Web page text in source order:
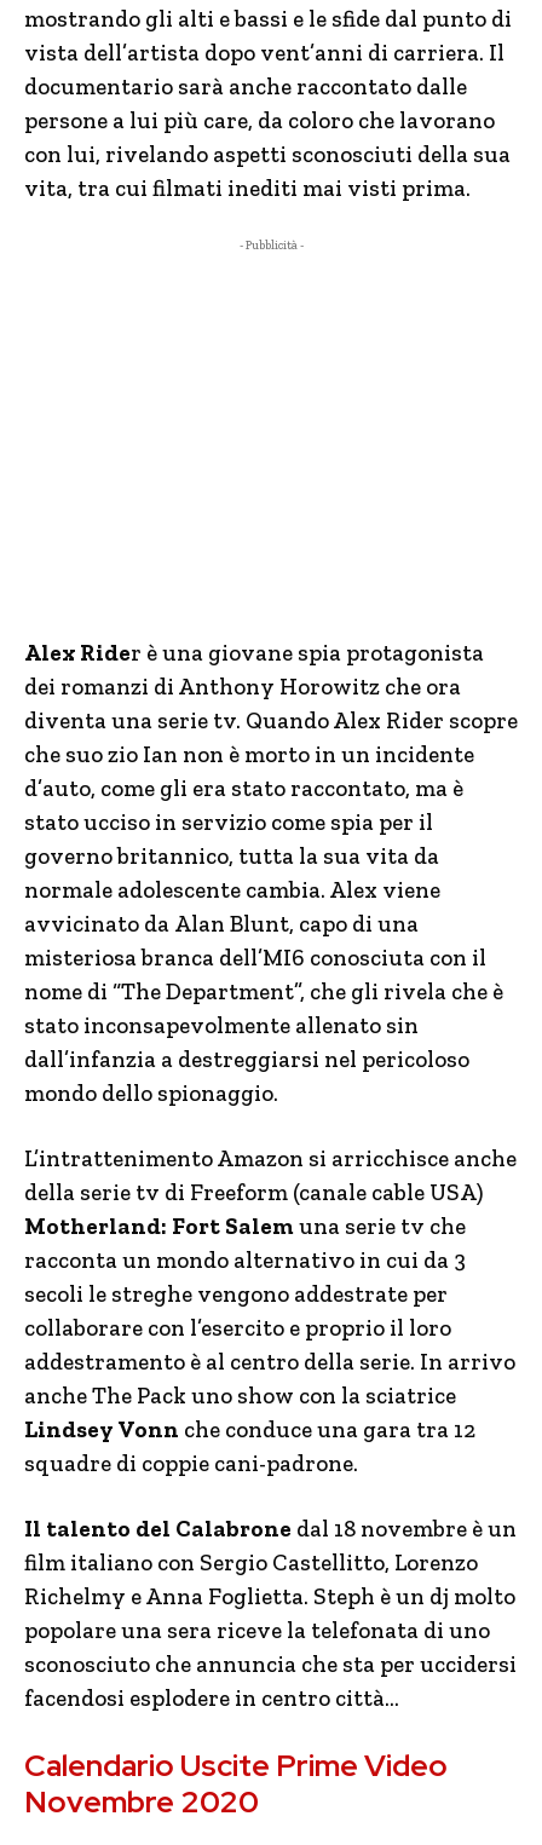
mostrando gli alti e bassi e le sfide dal punto di
vista dell’artista dopo vent’anni di carriera. Il
documentario sarà anche raccontato dalle
persone a lui più care, da coloro che lavorano
con lui, rivelando aspetti sconosciuti della sua
vita, tra cui filmati inediti mai visti prima.
- Pubblicità -
Alex Rider è una giovane spia protagonista
dei romanzi di Anthony Horowitz che ora
diventa una serie tv. Quando Alex Rider scopre
che suo zio Ian non è morto in un incidente
d’auto, come gli era stato raccontato, ma è
stato ucciso in servizio come spia per il
governo britannico, tutta la sua vita da
normale adolescente cambia. Alex viene
avvicinato da Alan Blunt, capo di una
misteriosa branca dell’MI6 conosciuta con il
nome di “The Department”, che gli rivela che è
stato inconsapevolmente allenato sin
dall’infanzia a destreggiarsi nel pericoloso
mondo dello spionaggio.
L’intrattenimento Amazon si arricchisce anche
della serie tv di Freeform (canale cable USA)
Motherland: Fort Salemuna serie tv che
racconta un mondo alternativo in cui da 3
secoli le streghe vengono addestrate per
collaborare con l’esercito e proprio il loro
addestramento è al centro della serie. In arrivo
anche The Pack uno show con la sciatrice
Lindsey Vonn che conduce una gara tra 12
squadre di coppie cani-padrone.
Il talento del Calabrone dal 18 novembre è un
film italiano con Sergio Castellitto, Lorenzo
Richelmy e Anna Foglietta. Steph è un dj molto
popolare una sera riceve la telefonata di uno
sconosciuto che annuncia che sta per uccidersi
facendosi esplodere in centro città…
Calendario Uscite Prime Video
Novembre 2020